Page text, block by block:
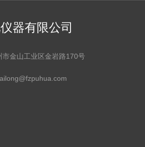
器有限公司
市金山工业区金岩路170号